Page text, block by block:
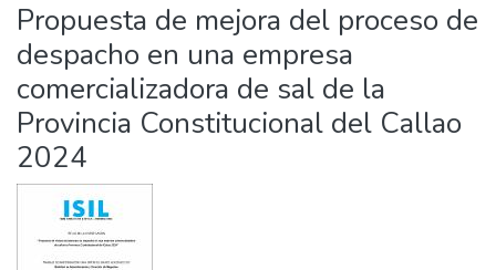
Documentos ▾
Propuesta de mejora del proceso de
despacho en una empresa
comercializadora de sal de la
Provincia Constitucional del Callao
2024